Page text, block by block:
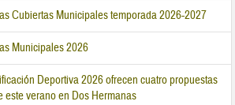
Cubiertas Municipales temporada 2026-2027
Municipales 2026
Deportiva 2026 ofrecen cuatro propuestas
este verano en Dos Hermanas